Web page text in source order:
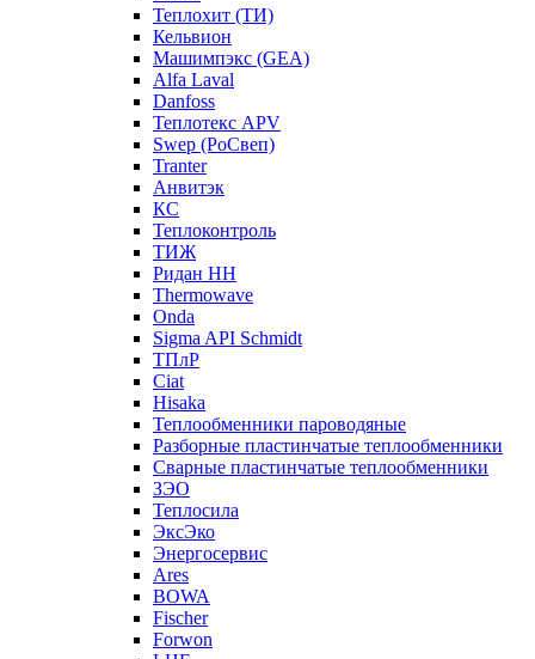
Теплохит (ТИ)
Кельвион
Машимпэкс (GEA)
Alfa Laval
Danfoss
Теплотекс APV
Swep (РоСвеп)
Tranter
Анвитэк
КС
Теплоконтроль
ТИЖ
Ридан НН
Thermowave
Onda
Sigma API Schmidt
ТПлР
Ciat
Hisaka
Теплообменники пароводяные
Разборные пластинчатые теплообменники
Сварные пластинчатые теплообменники
ЗЭО
Теплосила
ЭксЭко
Энергосервис
Ares
BOWA
Fischer
Forwon